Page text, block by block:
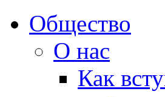
Общество
О нас
Как